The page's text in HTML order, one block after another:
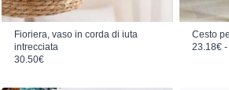
Fioriera, vaso in corda di iuta
intrecciata
30.50€
Cesto
23.18€ -